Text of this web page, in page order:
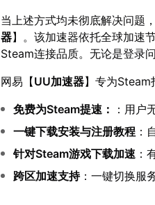
当上述方式均未彻底解决问题
器】。该加速器依托全球加速
Steam连接品质。无论是登录
网易【UU加速器】专为Steam
免费为Steam提速：
：用户
一键下载安装与注册教程 ：
针对Steam游戏下载加速 ：
跨区加速支持：一键切换服